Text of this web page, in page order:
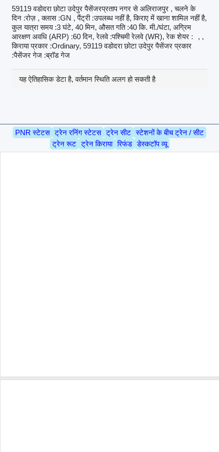
59119 वडोदरा छोटा उदेपुर पैसेंजरप्रताप नगर से अलिराजपुर , चलने के
दिन :रोज़ , क्लास :GN , पैंट्री :उपलब्ध नहीं है, किराए में खाना शामिल नहीं है,
कुल यात्रा समय :3 घंटे, 40 मिन, औसत गति :40 कि. मी./घंटा, अग्रिम
आरक्षण अवधि (ARP) :60 दिन, रेलवे :पश्चिमी रेलवे (WR), रेक शेयर :
, ,
किराया प्रकार :Ordinary, 59119 वडोदरा छोटा उदेपुर पैसेंजर प्रकार
:पैसेंजर गेज :ब्रॉड गेज
यह ऐतिहासिक डेटा है, वर्तमान स्थिति अलग हो सकती है
PNR स्टेटस ट्रेन रनिंग स्टेटस ट्रेन सीट स्टेशनों के बीच ट्रेन / सीट
ट्रेन रूट ट्रेन किराया रिफंड डेस्कटॉप व्यू